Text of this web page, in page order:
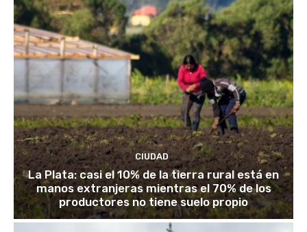
CIUDAD
La Plata: casi el 10% de la tierra rural está en
manos extranjeras mientras el 70% de los
productores no tiene suelo propio